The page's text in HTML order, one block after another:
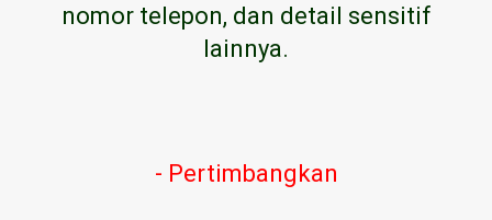
nomor telepon, dan detail sensitif
lainnya.
- Pertimbangkan